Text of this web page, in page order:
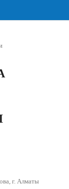
г. Алматы